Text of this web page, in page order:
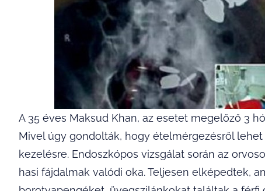
A 35 éves Maksud Khan, az esetet megelőző 3
Mivel úgy gondolták, hogy ételmérgezésről lehet
kezelésre. Endoszkópos vizsgálat során az
hasi fájdalmak valódi oka. Teljesen elképedtek,